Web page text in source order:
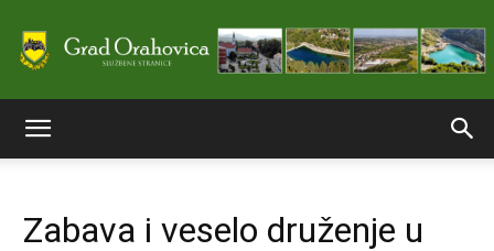
stranice
Zabava i veselo druženje u